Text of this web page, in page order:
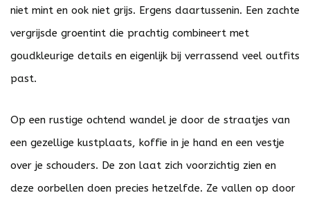
niet mint en ook niet grijs. Ergens daartussenin. Een zachte
vergrijsde groentint die prachtig combineert met
goudkleurige details en eigenlijk bij verrassend veel outfits
past.
Op een rustige ochtend wandel je door de straatjes van
een gezellige kustplaats, koffie in je hand en een vestje
over je schouders. De zon laat zich voorzichtig zien en
deze oorbellen doen precies hetzelfde. Ze vallen op door